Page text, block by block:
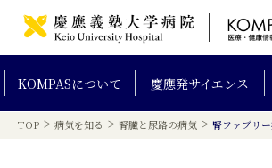
KOMPASについて 慶應発サイエンス
TOP > 病気を知る > 腎臓と尿路の病気 > 腎ファブリ